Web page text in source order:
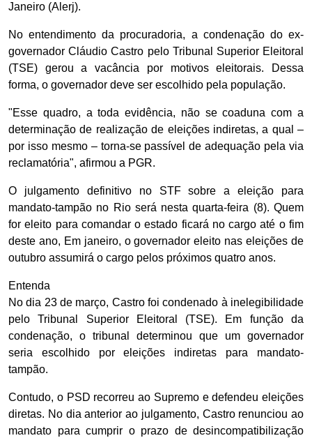
Janeiro (Alerj).
No entendimento da procuradoria, a condenação do ex-
governador Cláudio Castro pelo Tribunal Superior Eleitoral
(TSE) gerou a vacância por motivos eleitorais. Dessa
forma, o governador deve ser escolhido pela população.
"Esse quadro, a toda evidência, não se coaduna com a
determinação de realização de eleições indiretas, a qual –
por isso mesmo – torna-se passível de adequação pela via
reclamatória", afirmou a PGR.
O julgamento definitivo no STF sobre a eleição para
mandato-tampão no Rio será nesta quarta-feira (8). Quem
for eleito para comandar o estado ficará no cargo até o fim
deste ano, Em janeiro, o governador eleito nas eleições de
outubro assumirá o cargo pelos próximos quatro anos.
Entenda
No dia 23 de março, Castro foi condenado à inelegibilidade
pelo Tribunal Superior Eleitoral (TSE). Em função da
condenação, o tribunal determinou que um governador
seria escolhido por eleições indiretas para mandato-
tampão.
Contudo, o PSD recorreu ao Supremo e defendeu eleições
diretas. No dia anterior ao julgamento, Castro renunciou ao
mandato para cumprir o prazo de desincompatibilização